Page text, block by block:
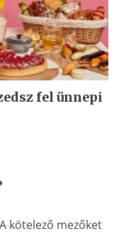
fel ünnepi
A kötelező mezőket